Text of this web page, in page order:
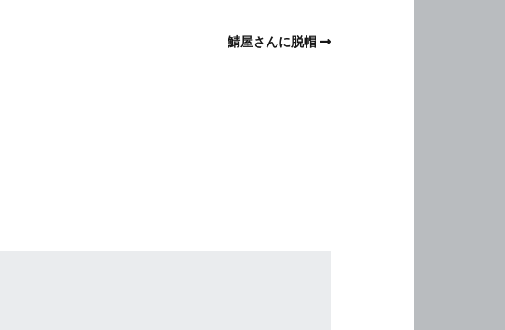
鯖屋さんに脱帽